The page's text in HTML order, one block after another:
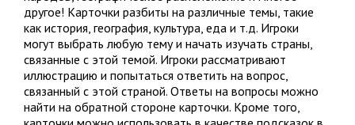
другое! Карточки разбиты на различные темы, такие
как история, география, культура, еда и т.д. Игроки
могут выбрать любую тему и начать изучать страны,
связанные с этой темой. Игроки рассматривают
иллюстрацию и попытаться ответить на вопрос,
связанный с этой страной. Ответы на вопросы можно
найти на обратной стороне карточки. Кроме того,